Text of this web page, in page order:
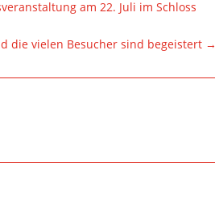
am 22. Juli im Schloss
die vielen Besucher sind begeistert →